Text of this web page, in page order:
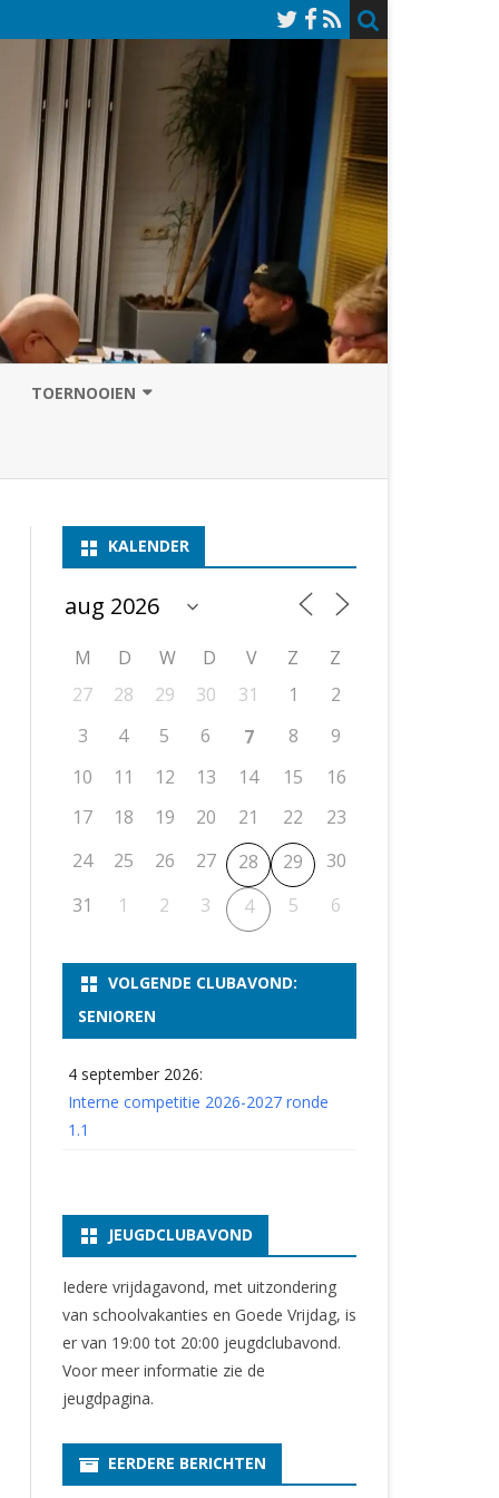
VAN SCHAAKCLUB
ASSEN 2
ASSEN 3
ASSEN I
ASSEN II
NOSBO-BEKER OPEN
T/M 1900
T/M 1700
KNSB-COMPETITIE
NOSBO-COMPETITIE
KNSB-JEUGDCOMPETITIE
TOERNOOIEN
KALENDER
M D W D V Z
Z
27
28 29 30 31 1
2
3
4 5 6 7 8
9
10
11 12 13 14 15
16
17
18 19 20 21 22
23
24
25 26 27 28 29
30
31
1 2 3 4 5 6
VOLGENDE CLUBAVOND:
SENIOREN
4 september 2026:
Interne competitie 2026-2027 ronde
1.1
JEUGDCLUBAVOND
Iedere vrijdagavond, met uitzondering
van schoolvakanties en Goede Vrijdag, is
er van 19:00 tot 20:00 jeugdclubavond.
Voor meer informatie zie de
jeugdpagina.
EERDERE BERICHTEN